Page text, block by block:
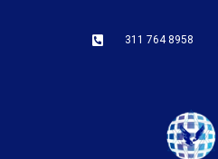
311 764 8958